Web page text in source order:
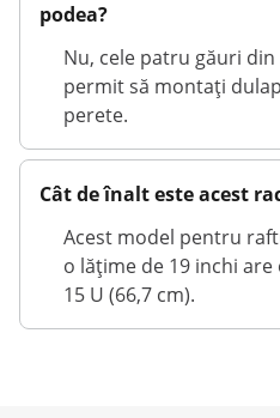
podea?
Nu, cele patru găuri
permit să montați
perete.
Cât de înalt este acest
Acest model pentru
o lățime de 19 inchi
15 U (66,7 cm).